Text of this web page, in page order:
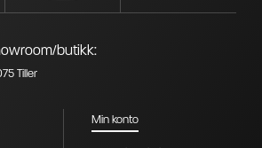
butikk:
Tiller
Min konto